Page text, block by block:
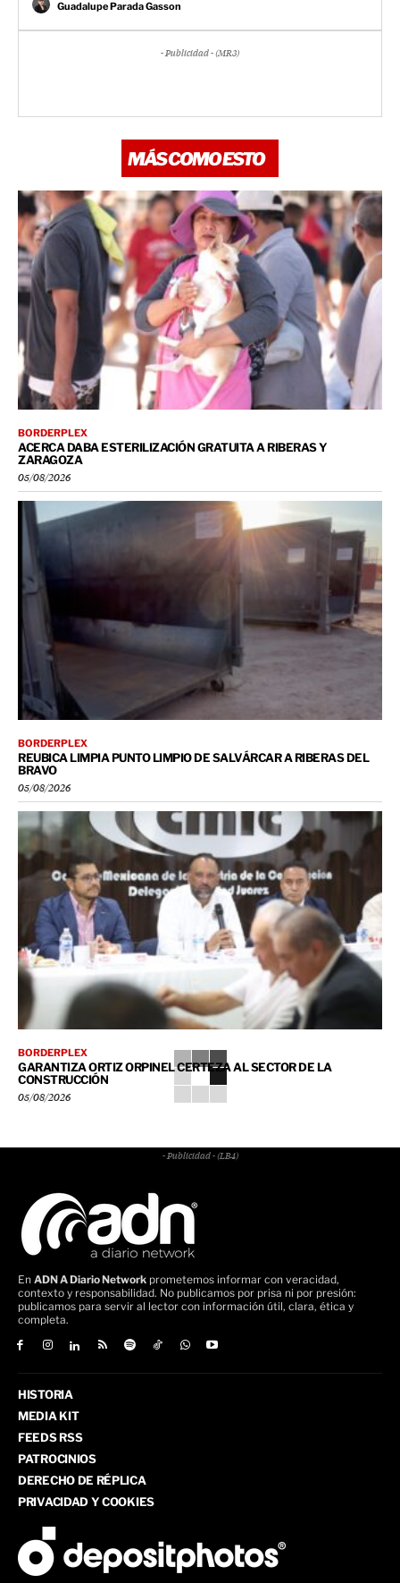
Guadalupe Parada Gasson
- Publicidad - (MR3)
MÁS COMO ESTO
BORDERPLEX
ACERCA DABA ESTERILIZACIÓN GRATUITA A RIBERAS Y
ZARAGOZA
05/08/2026
BORDERPLEX
REUBICA LIMPIA PUNTO LIMPIO DE SALVÁRCAR A RIBERAS DEL
BRAVO
05/08/2026
BORDERPLEX
GARANTIZA ORTIZ ORPINEL CERTEZA AL SECTOR DE LA
CONSTRUCCIÓN
05/08/2026
- Publicidad - (LB4)
En ADN A Diario Network prometemos informar con veracidad,
contexto y responsabilidad. No publicamos por prisa ni por presión:
publicamos para servir al lector con información útil, clara, ética y
completa.
HISTORIA
MEDIA KIT
FEEDS RSS
PATROCINIOS
DERECHO DE RÉPLICA
PRIVACIDAD Y COOKIES